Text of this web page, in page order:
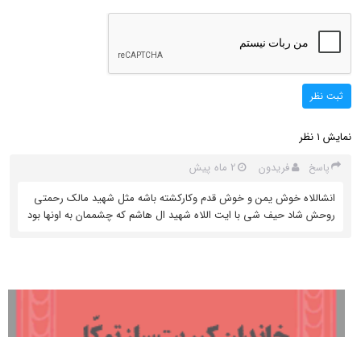
ثبت نظر
نمایش 1 نظر
پاسخ فریدون
2 ماه پیش
انشاللاه خوش یمن و خوش قدم وکارکشته باشه مثل شهید مالک رحمتی
روحش شاد حیف شی با ایت اللاه شهید ال هاشم که چشممان به اونها بود